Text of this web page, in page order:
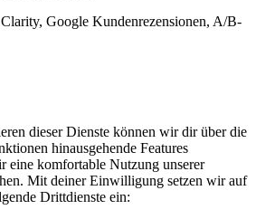
Google Kundenrezensionen, A/B-
dieser Dienste können wir dir über die
hinausgehende Features
eine komfortable Nutzung unserer
Mit deiner Einwilligung setzen wir auf
Drittdienste ein: